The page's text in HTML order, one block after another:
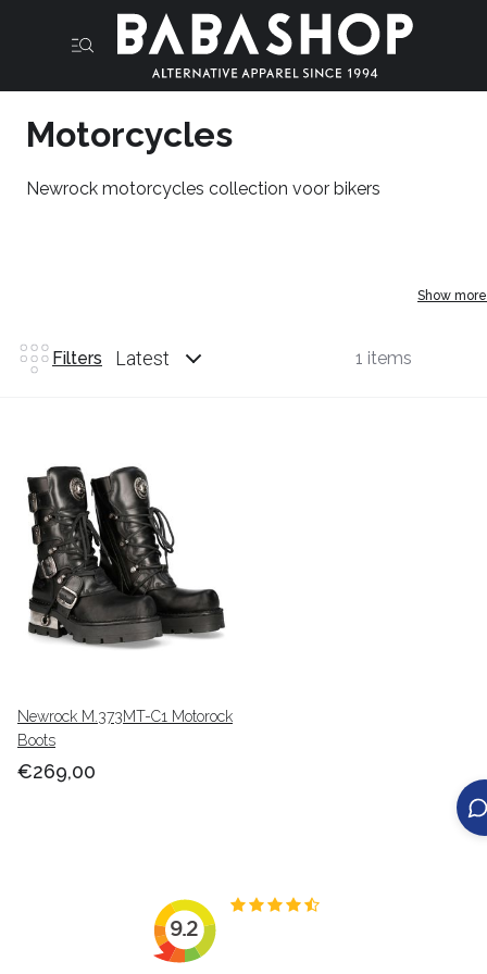
Motorcycles
Newrock motorcycles collection voor bikers
Show more
Filters Latest 1 items
Newrock M.373MT-C1 Motorock
Boots
€269,00